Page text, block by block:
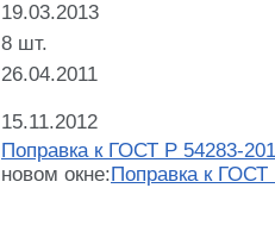
19.03.2013
8 шт.
26.04.2011
15.11.2012
Поправка к ГОСТ Р 54283-
новом окне: Поправка к